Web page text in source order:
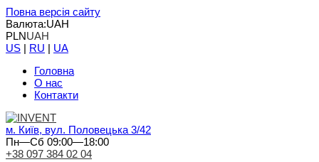
Повна версія сайту
Валюта:UAH
PLNUAH
US | RU | UA
Головна
О нас
Контакти
м. Київ, вул. Половецька 3/42
Пн—Сб 09:00—18:00
+38 097 384 02 04